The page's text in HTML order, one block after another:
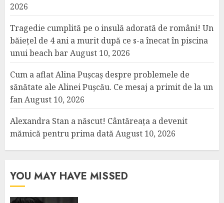
2026
Tragedie cumplită pe o insulă adorată de români! Un
băiețel de 4 ani a murit după ce s-a înecat în piscina
unui beach barAugust 10, 2026
Cum a aflat Alina Pușcaș despre problemele de
sănătate ale Alinei Pușcău. Ce mesaj a primit de la un
fanAugust 10, 2026
Alexandra Stan a născut! Cântăreața a devenit
mămică pentru prima datăAugust 10, 2026
YOU MAY HAVE MISSED